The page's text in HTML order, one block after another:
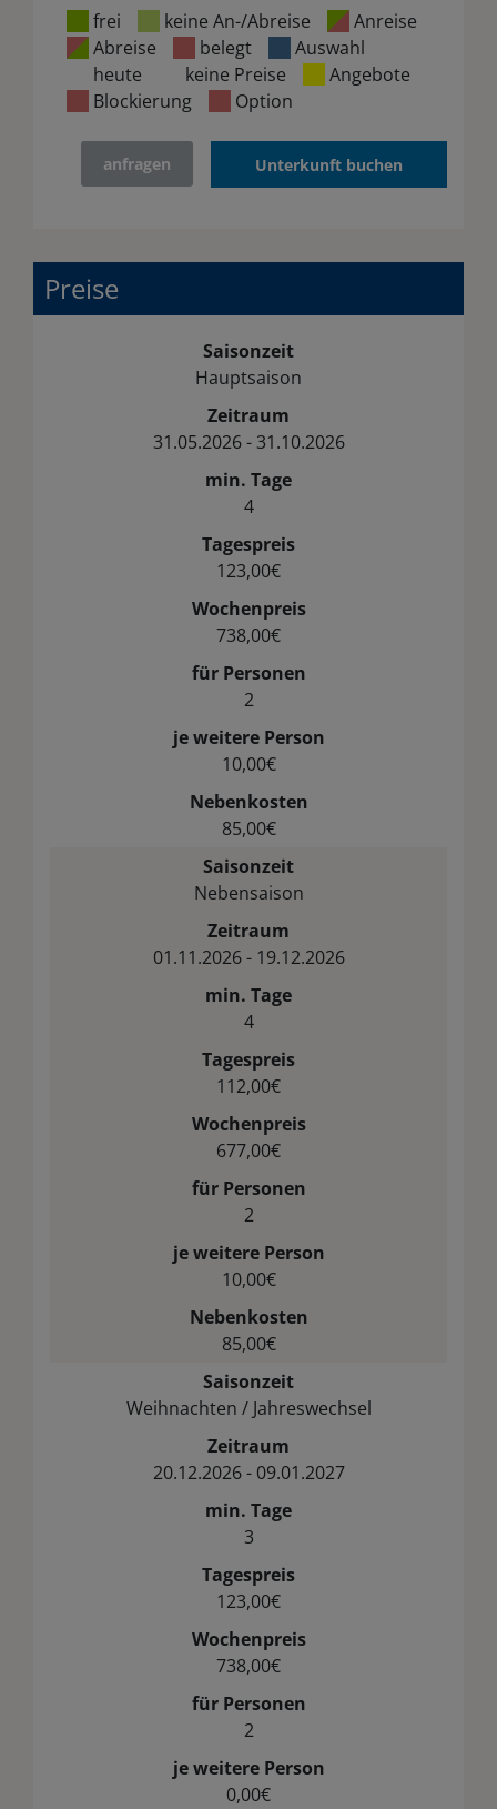
frei keine An-/Abreise
Anreise
Abreise
belegt
Auswahl
heute
keine Preise
Angebote
Blockierung
Option
Unterkunft buchen
anfragen
Preise
Saisonzeit
Hauptsaison
Zeitraum
31.05.2026 - 31.10.2026
min. Tage
4
Tagespreis
123,00€
Wochenpreis
738,00€
für Personen
2
je weitere Person
10,00€
Nebenkosten
85,00€
Saisonzeit
Nebensaison
Zeitraum
01.11.2026 - 19.12.2026
min. Tage
4
Tagespreis
112,00€
Wochenpreis
677,00€
für Personen
2
je weitere Person
10,00€
Nebenkosten
85,00€
Saisonzeit
Weihnachten / Jahreswechsel
Zeitraum
20.12.2026 - 09.01.2027
min. Tage
3
Tagespreis
123,00€
Wochenpreis
738,00€
für Personen
2
je weitere Person
0,00€